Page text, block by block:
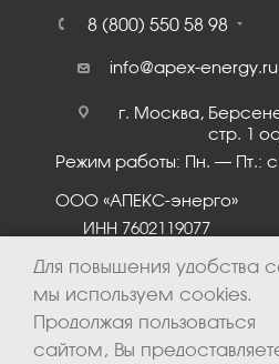
8 (800) 550 58 98
info@apex-energy.ru
г. Москва,
стр. 1
Режим работы: Пн. – Пт.: с
ООО «АПЕКС-энерго»
ИНН 7602119077
Для повышения удобства
мы используем cookies.
Продолжая пользоваться
сайтом, Вы